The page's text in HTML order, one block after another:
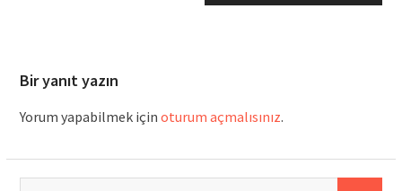
Bir yanıt yazın
Yorum yapabilmek için oturum açmalısınız.